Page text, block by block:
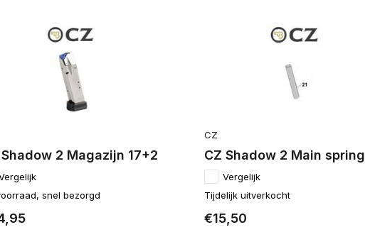
Shadow 2 Magazijn 17+2
snel bezorgd
CZ
CZ Shadow 2 Main spring
Vergelijk
Tijdelijk uitverkocht
€15,50